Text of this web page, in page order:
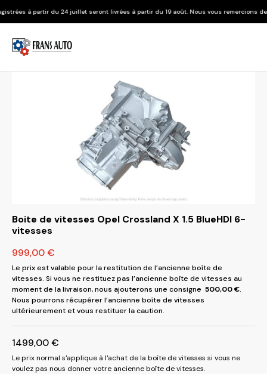
juillet seront livrées à partir du 19 août. Nous vous remercions de votre
Boite de vitesses Opel Crossland X 1.5 BlueHDI 6-
vitesses
999,00€
Le prix est valable pour la restitution de l’ancienne boîte de
vitesses. Si vous ne restituez pas l’ancienne boîte de vitesses au
moment de la livraison, nous ajouterons une consigne 500,00€.
Nous pourrons récupérer l’ancienne boîte de vitesses
ultérieurement et vous restituer la caution.
1499,00€
Le prix normal s'applique à l'achat de la boîte de vitesses si vous ne
voulez pas nous donner votre ancienne boîte de vitesses.